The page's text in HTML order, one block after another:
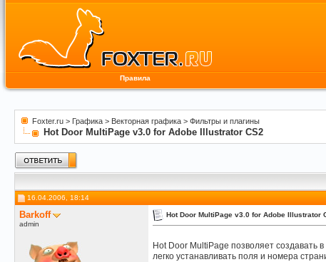
Правила
Foxter.ru > Графика > Векторная графика > Фильтры и плагины
Hot Door MultiPage v3.0 for Adobe Illustrator CS2
16.04.2006, 18:14
Barkoff
admin
Hot Door MultiPage v3.0 for Adobe Illustrator
Hot Door MultiPage позволяет создавать
легко устанавливать поля и номера